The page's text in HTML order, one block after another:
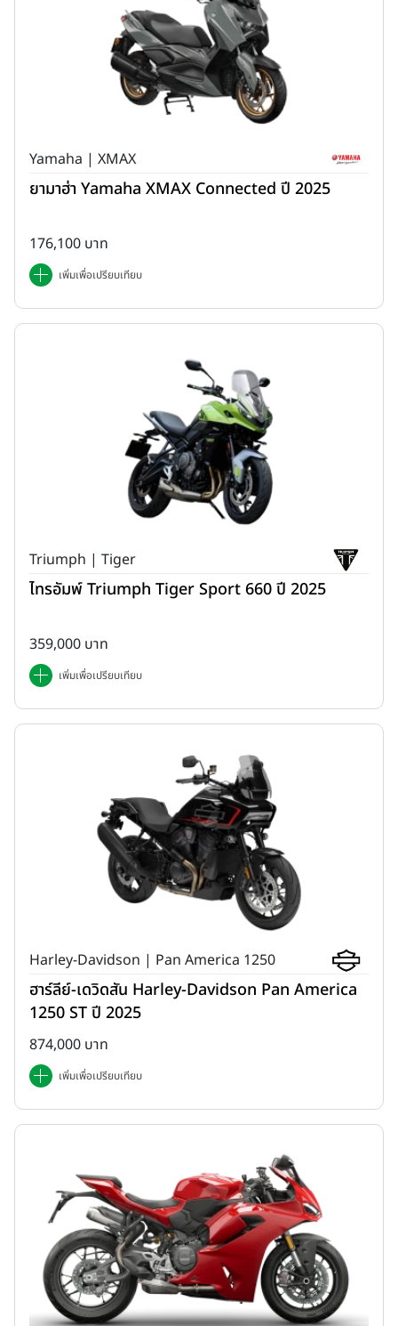
Yamaha | XMAX
ยามาฮ่า Yamaha XMAX Connected ปี 2025
176,100 บาท
เพิ่มเพื่อเปรียบเทียบ
Triumph | Tiger
ไทรอัมพ์ Triumph Tiger Sport 660 ปี 2025
359,000 บาท
เพิ่มเพื่อเปรียบเทียบ
Harley-Davidson | Pan America 1250
ฮาร์ลีย์-เดวิดสัน Harley-Davidson Pan America
1250 ST ปี 2025
874,000 บาท
เพิ่มเพื่อเปรียบเทียบ